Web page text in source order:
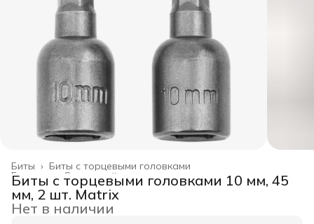
Биты с торцевыми головками
Биты ›
Слесарный инструмент ›
Главная ›
Биты с торцевыми головками 10 мм, 45
мм, 2 шт. Matrix
Нет в наличии